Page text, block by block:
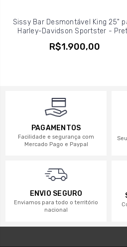
Sissy Bar Desmontável King 25"
Harley-Davidson Sportster -
R$1.900,00
PAGAMENTOS
Facilidade e segurança com
Mercado Pago e Paypal
ENVIO SEGURO
Enviamos para todo o território
nacional